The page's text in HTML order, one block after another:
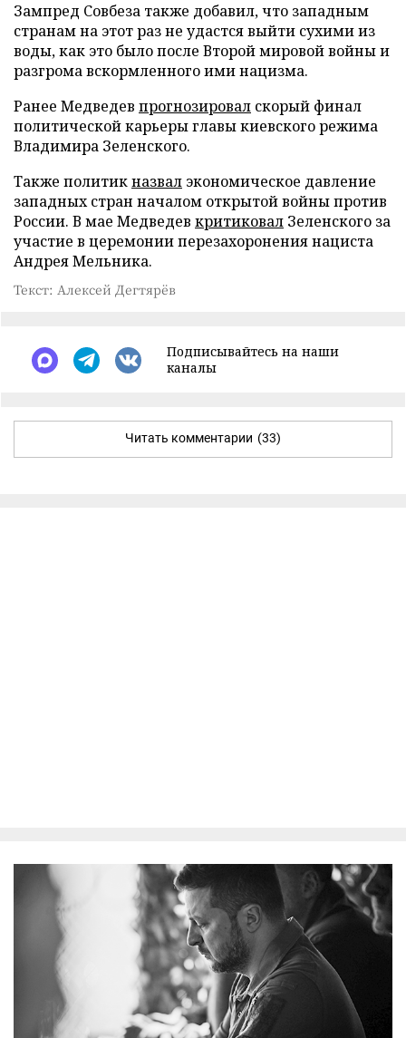
Зампред Совбеза также добавил, что западным
странам на этот раз не удастся выйти сухими из
воды, как это было после Второй мировой войны и
разгрома вскормленного ими нацизма.
Ранее Медведев прогнозировал скорый финал
политической карьеры главы киевского режима
Владимира Зеленского.
Также политикназвал экономическое давление
западных стран началом открытой войны против
России. В мае Медведев критиковал Зеленского за
участие в церемонии перезахоронения нациста
Андрея Мельника.
Текст: Алексей Дегтярёв
Подписывайтесь на наши
каналы
Читать комментарии (33)